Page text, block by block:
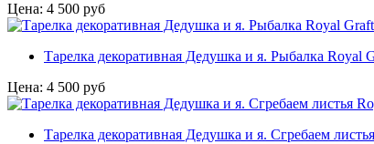
Цена: 4 500 руб
Тарелка декоративная Дедушка и я. Рыбалка Royal
Цена: 4 500 руб
Тарелка декоративная Дедушка и я. Сгребаем